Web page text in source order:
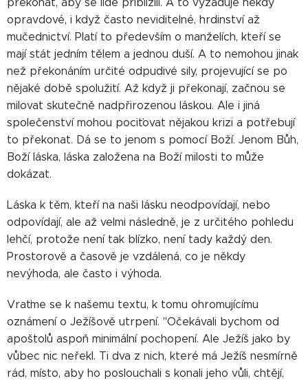
opravdové, i když často neviditelné, hrdinství až
mučednictví. Platí to především o manželích, kteří se
mají stát jedním tělem a jednou duší. A to nemohou jinak
než překonáním určité odpudivé sily, projevující se po
nějaké době spolužití. Až když ji překonají, začnou se
milovat skutečně nadpřirozenou láskou. Ale i jiná
společenství mohou pociťovat nějakou krizi a potřebují
to překonat. Dá se to jenom s pomocí Boží. Jenom Bůh,
Boží láska, láska založena na Boží milosti to může
dokázat.
Láska k těm, kteří na naši lásku neodpovídají, nebo
odpovídají, ale až velmi následně, je z určitého pohledu
lehčí, protože není tak blízko, není tady každý den.
Prostorově a časově je vzdálená, co je někdy
nevýhoda, ale často i výhoda.
Vraťme se k našemu textu, k tomu ohromujícímu
oznámení o Ježíšově utrpení. "Očekávali bychom od
apoštolů aspoň minimální pochopení. Ale Ježíš jako by
vůbec nic neřekl. Ti dva z nich, které má Ježíš nesmírně
rád, místo, aby ho poslouchali s konali jeho vůli, chtějí,